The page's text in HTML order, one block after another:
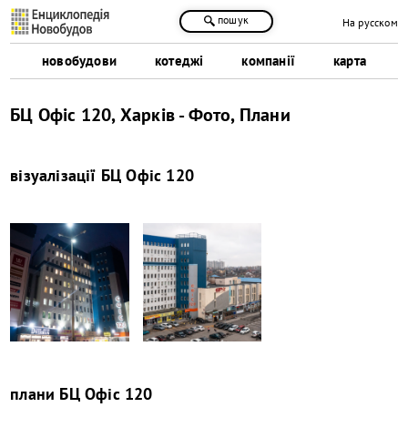
новобудови котеджі компанії карта
пошук На русском
БЦ Офіс 120, Харків - Фото, Плани
візуалізації БЦ Офіс 120
плани БЦ Офіс 120